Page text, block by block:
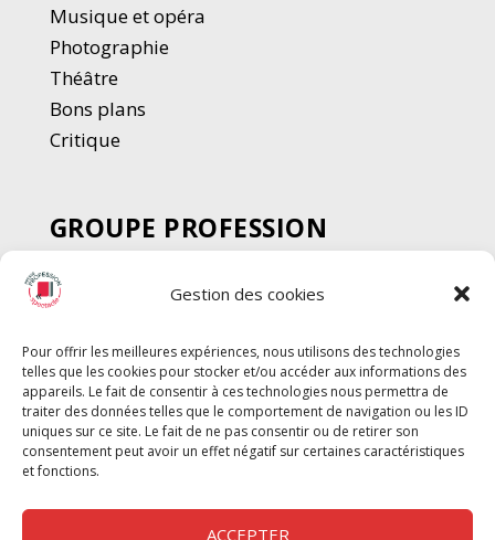
Gestion des cookies
Pour offrir les meilleures expériences, nous utilisons des technologies
telles que les cookies pour stocker et/ou accéder aux informations des
appareils. Le fait de consentir à ces technologies nous permettra de
traiter des données telles que le comportement de navigation ou les ID
uniques sur ce site. Le fait de ne pas consentir ou de retirer son
consentement peut avoir un effet négatif sur certaines caractéristiques
et fonctions.
ACCEPTER
Musique et opéra
Photographie
Théâtre
Bons plans
Critique
GROUPE PROFESSION
SPECTACLE
Chèque Intermittents
Chèque Compta
Chèque Emploi Spectacle
G-Pods
Profession Audio-visuel